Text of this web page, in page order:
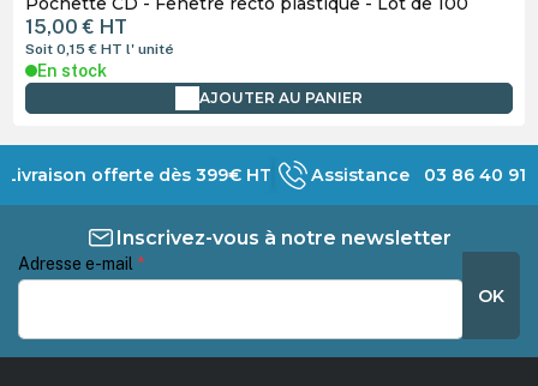
15,00 € HT
Soit 0,15 €HTl' unité
En stock
AJOUTER AU PANIER
Livraison offerte dès 399€ HT Assistance 03 86 40 91
Inscrivez-vous à notre newsletter
Adresse e-mail *
OK